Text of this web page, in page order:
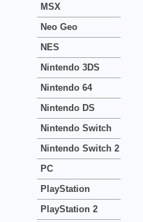
MSX
Neo Geo
NES
Nintendo 3DS
Nintendo 64
Nintendo DS
Nintendo Switch
Nintendo Switch 2
PC
PlayStation
PlayStation 2